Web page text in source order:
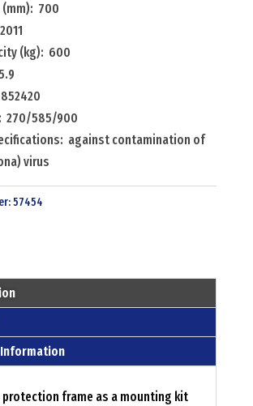
700
(kg): 600
270/585/900
against contamination of
virus
57454
frame as a mounting kit